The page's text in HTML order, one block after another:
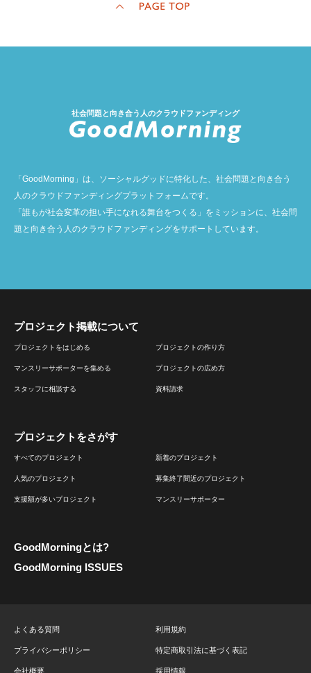
社会問題と向き合う人のクラウドファンディング
「GoodMorning」は、ソーシャルグッドに特化した、社会問題と向き合う
人のクラウドファンディングプラットフォームです。
「誰もが社会変革の担い手になれる舞台をつくる」をミッションに、社会問
題と向き合う人のクラウドファンディングをサポートしています。
プロジェクト掲載について
プロジェクトをはじめる プロジェクトの作り方
マンスリーサポーターを集める プロジェクトの広め方
スタッフに相談する 資料請求
プロジェクトをさがす
すべてのプロジェクト 新着のプロジェクト
人気のプロジェクト 募集終了間近のプロジェクト
支援額が多いプロジェクト マンスリーサポーター
GoodMorningとは?
GoodMorning ISSUES
よくある質問 利用規約
プライバシーポリシー 特定商取引法に基づく表記
会社概要 採用情報